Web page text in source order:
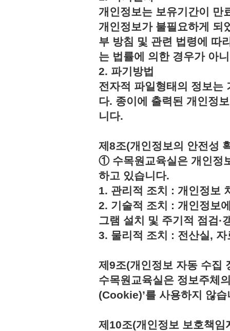
개인정보는 보유기간이 만
개인정보가 불필요하게 되
부 방침 및 관련 법령에 따
는 법률에 의한 경우가 아
2. 파기방법
전자적 파일형태의 정보는
다. 종이에 출력된 개인정
니다.
제8조(개인정보의 안전성
① 수목원교육실은 개인정
하고 있습니다.
1. 관리적 조치 : 개인정보
2. 기술적 조치 : 개인정보
그램 설치 및 주기적 점검·
3. 물리적 조치 : 전산실,
제9조(개인정보 자동 수집
수목원교육실은 정보주체
(Cookie)’를 사용하지 않습
제10조(개인정보 보호책임